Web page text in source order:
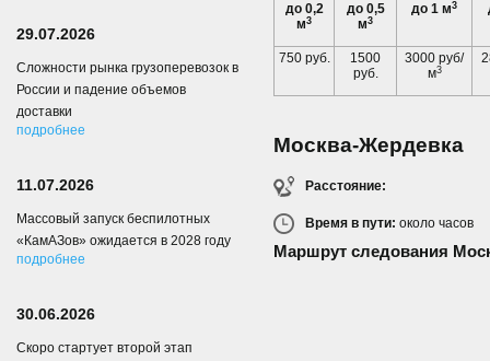
до 0,2
м3
до 0,5
м3
до 1 м3
750 руб.
1500
руб.
3000 руб/
м3
Москва-Жердевка
Расстояние:
Время в пути: около часов
Маршрут следования
29.07.2026
Сложности рынка грузоперевозок в
России и падение объемов
доставки
подробнее
11.07.2026
Массовый запуск беспилотных
«КамАЗов» ожидается в 2028 году
подробнее
30.06.2026
Скоро стартует второй этап